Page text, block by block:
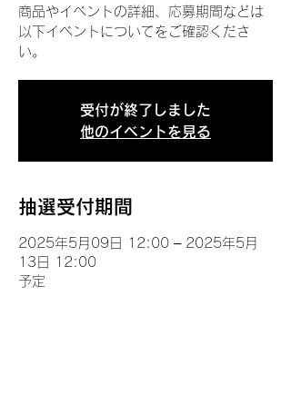
商品やイベントの詳細、応募期間などは
以下イベントについてをご確認くださ
い。
受付が終了しました
他のイベントを見る
抽選受付期間
2025年5月09日 12:00 – 2025年5月
13日 12:00
予定